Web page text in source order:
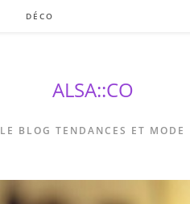
DÉCO
ALSA::CO
LE BLOG TENDANCES ET MODE